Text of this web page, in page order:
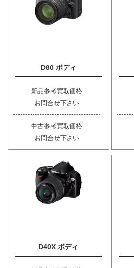
D80 ボディ
新品参考買取価格
お問合せ下さい
中古参考買取価格
お問合せ下さい
D40X ボディ